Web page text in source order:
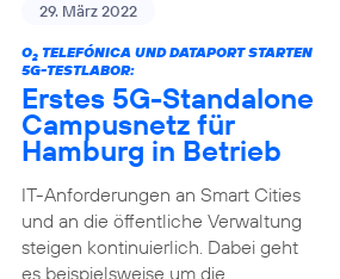
29. März 2022
O2TELEFÓNICA UND DATAPORT STARTEN
5G-TESTLABOR:
Erstes 5G-Standalone
Campusnetz für
Hamburg in Betrieb
IT-Anforderungen an Smart Cities
und an die öffentliche Verwaltung
steigen kontinuierlich. Dabei geht
es beispielsweise um die